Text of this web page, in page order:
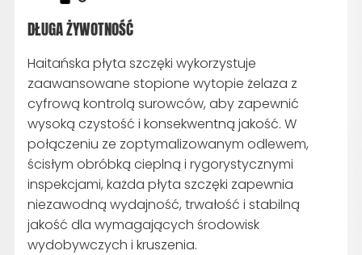
DŁUGA ŻYWOTNOŚĆ
Haitańska płyta szczęki wykorzystuje
zaawansowane stopione wytopie żelaza z
cyfrową kontrolą surowców, aby zapewnić
wysoką czystość i konsekwentną jakość. W
połączeniu ze zoptymalizowanym odlewem,
ścisłym obróbką cieplną i rygorystycznymi
inspekcjami, każda płyta szczęki zapewnia
niezawodną wydajność, trwałość i stabilną
jakość dla wymagających środowisk
wydobywczych i kruszenia.